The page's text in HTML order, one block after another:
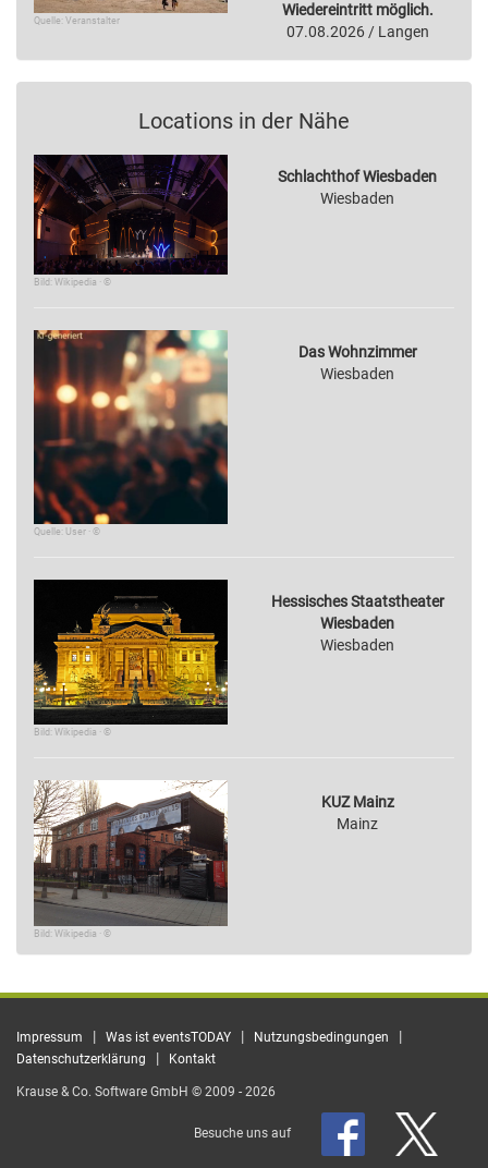
Quelle: Veranstalter
Wiedereintritt möglich.
07.08.2026 / Langen
Locations in der Nähe
Bild: Wikipedia · ©
Schlachthof Wiesbaden
Wiesbaden
Quelle: User · ©
Das Wohnzimmer
Wiesbaden
Bild: Wikipedia · ©
Hessisches Staatstheater
Wiesbaden
Wiesbaden
Bild: Wikipedia · ©
KUZ Mainz
Mainz
Impressum | Was ist eventsTODAY | Nutzungsbedingungen |
Datenschutzerklärung | Kontakt
Krause & Co. Software GmbH © 2009 - 2026
Besuche uns auf